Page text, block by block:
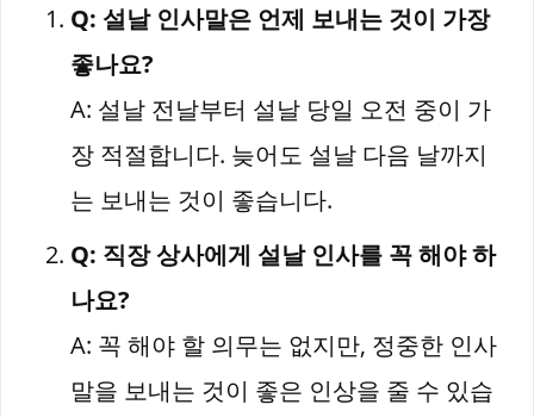
Q: 설날 인사말은 언제 보내는 것이 가장
좋나요?
A: 설날 전날부터 설날 당일 오전 중이 가
장 적절합니다. 늦어도 설날 다음 날까지
는 보내는 것이 좋습니다.
Q: 직장 상사에게 설날 인사를 꼭 해야 하
나요?
A: 꼭 해야 할 의무는 없지만, 정중한 인사
말을 보내는 것이 좋은 인상을 줄 수 있습